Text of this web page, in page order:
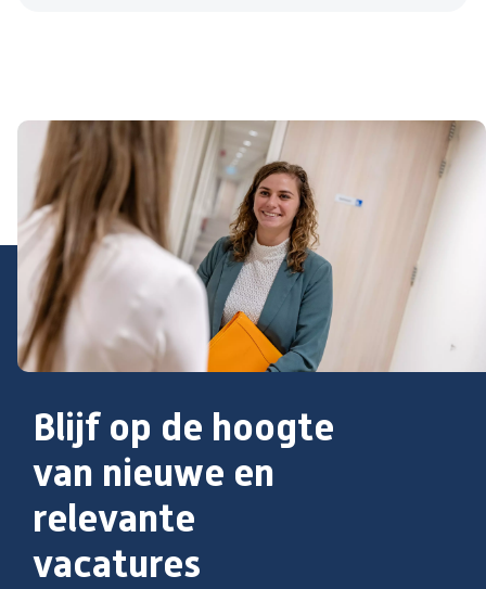
Blijf op de hoogte
van nieuwe en
relevante
vacatures